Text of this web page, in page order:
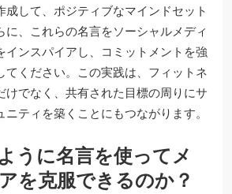
成して、ポジティブなマインドセット
に、これらの名言をソーシャルメディ
インスパイアし、コミットメントを強
てください。この実践は、フィットネ
けでなく、共有された目標の周りにサ
ティを築くことにもつながります。
うに名言を使ってメ
を克服できるのか？